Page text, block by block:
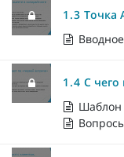
1.3 Точка
1.4 С чего
Шаблон